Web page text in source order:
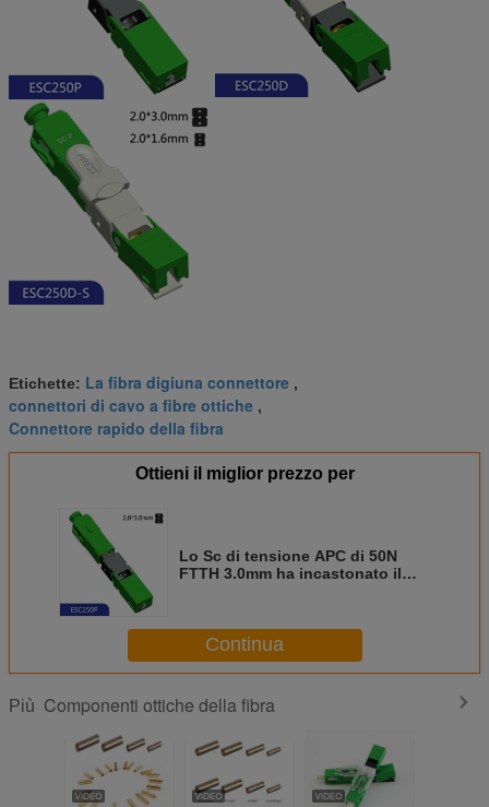
Etichette: La fibra digiuna connettore ,
connettori di cavo a fibre ottiche ,
Connettore rapido della fibra
Ottieni il miglior prezzo per
Lo Sc di tensione APC di 50N
FTTH 3.0mm ha incastonato il
Continua
Più Componenti ottiche della fibra